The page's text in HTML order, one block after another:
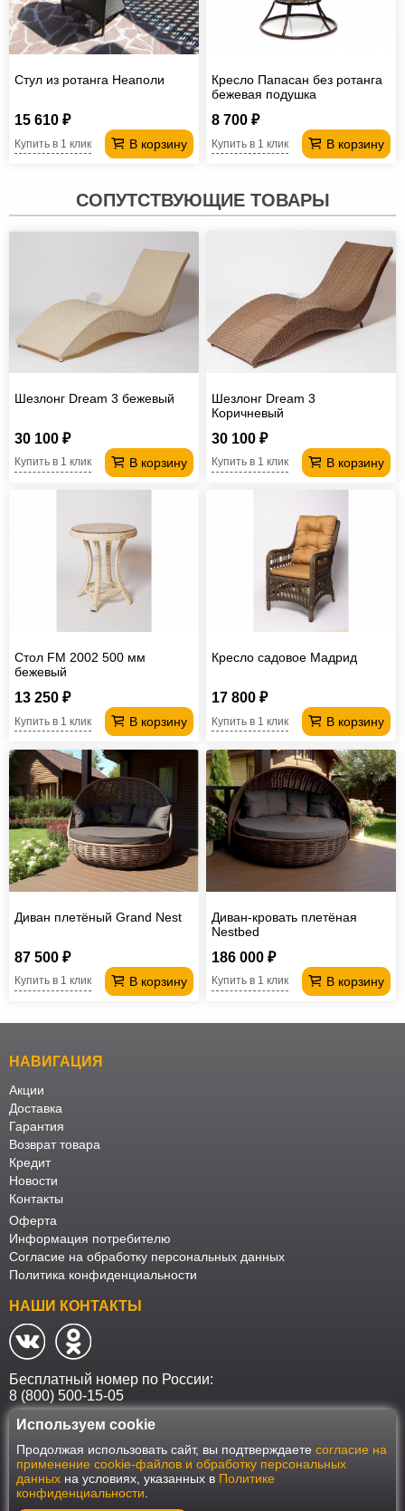
Стул из ротанга Неаполи
15 610 ₽
В корзину
Купить в 1 клик
Кресло Папасан без ротанга
бежевая подушка
8 700 ₽
В корзину
Купить в 1 клик
СОПУТСТВУЮЩИЕ ТОВАРЫ
Шезлонг Dream 3 бежевый
30 100 ₽
В корзину
Купить в 1 клик
Шезлонг Dream 3
Коричневый
30 100 ₽
В корзину
Купить в 1 клик
Стол FM 2002 500 мм
бежевый
13 250 ₽
В корзину
Купить в 1 клик
Кресло садовое Мадрид
17 800 ₽
В корзину
Купить в 1 клик
Диван плетёный Grand Nest
87 500 ₽
В корзину
Купить в 1 клик
Диван-кровать плетёная
Nestbed
186 000 ₽
В корзину
Купить в 1 клик
НАВИГАЦИЯ
Акции
Доставка
Гарантия
Возврат товара
Кредит
Новости
Контакты
Оферта
Информация потребителю
Согласие на обработку персональных данных
Политика конфиденциальности
НАШИ КОНТАКТЫ
Бесплатный номер по России:
8 (800) 500-15-05
Наш интернет-магазин работает в соответствии с требованиями
Федерального закона от 27 июля 2006 года №152-ФЗ "О персональных
данных". Оформить заказ на сайте Мебеласка возможно только при
наличии согласия на обработку Ваших персональных данных. Для
улучшения работы сайта и его взаимодействия с пользователями мы
используем файлы cookie. Продолжая пользоваться сайтом, вы
Используем cookie
Продолжая использовать сайт, вы подтверждаете согласие на
применение cookie-файлов и обработку персональных
данных на условиях, указанных в Политике
конфиденциальности